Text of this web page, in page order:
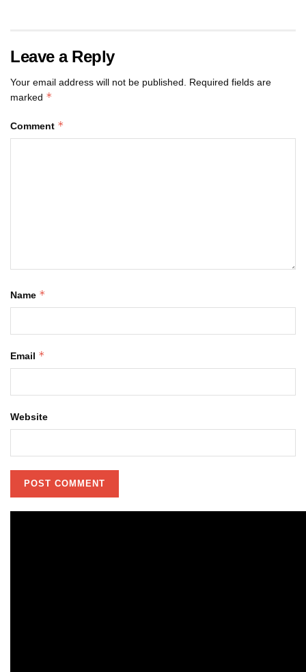
Leave a Reply
Your email address will not be published. Required fields are
marked *
Comment *
Name *
Email *
Website